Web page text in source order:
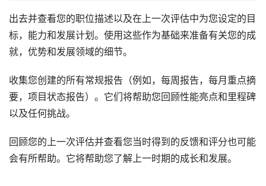
出去并查看您的职位描述以及在上一次评估中为您设定的目
标，能力和发展计划。使用这些作为基础来准备有关您的成
就，优势和发展领域的细节。
收集您创建的所有常规报告（例如，每周报告，每月重点摘
要，项目状态报告）。它们将帮助您回顾性能亮点和里程碑
以及任何挑战。
回顾您的上一次评估并查看您当时得到的反馈和评分也可能
会有所帮助。它将帮助您了解上一时期的成长和发展。